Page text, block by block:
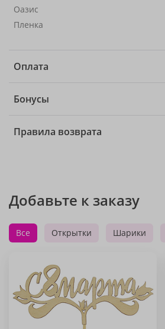
Оазис
Пленка
Оплата
Бонусы
Правила возврата
Добавьте к заказу
Все Открытки Шарики